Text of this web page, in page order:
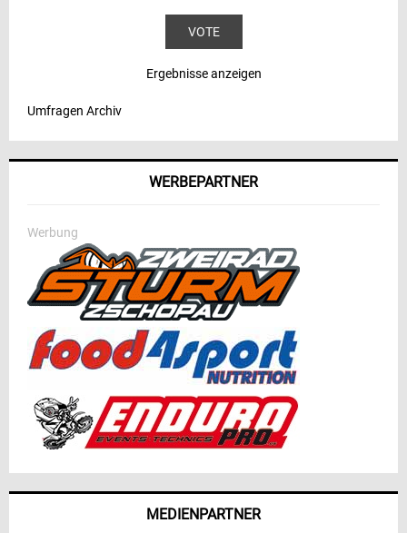
Ergebnisse anzeigen
Umfragen Archiv
WERBEPARTNER
Werbung
MEDIENPARTNER